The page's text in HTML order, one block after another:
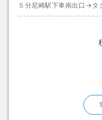
５分尼崎駅下車南出口→タ